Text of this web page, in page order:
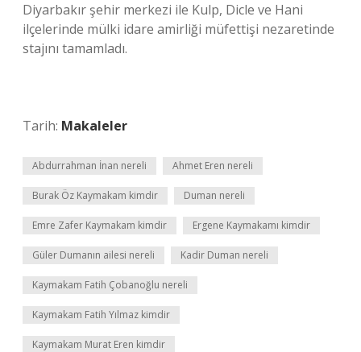
Diyarbakır şehir merkezi ile Kulp, Dicle ve Hani
ilçelerinde mülki idare amirliği müfettişi nezaretinde
stajını tamamladı.
Tarih: Makaleler
Abdurrahman İnan nereli Ahmet Eren nereli
Burak Öz Kaymakam kimdir Duman nereli
Emre Zafer Kaymakam kimdir Ergene Kaymakamı kimdir
Güler Dumanın ailesi nereli Kadir Duman nereli
Kaymakam Fatih Çobanoğlu nereli
Kaymakam Fatih Yılmaz kimdir
Kaymakam Murat Eren kimdir